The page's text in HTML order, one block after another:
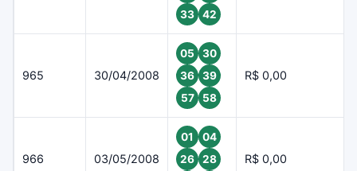
33
42
965 30/04/2008
05
30
36
39
57
58
R$ 0,00
966 03/05/2008
01
04
26
28
R$ 0,00